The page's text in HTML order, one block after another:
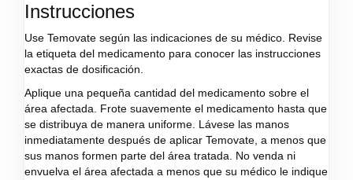
Instrucciones
Use Temovate según las indicaciones de su médico. Revise
la etiqueta del medicamento para conocer las instrucciones
exactas de dosificación.
Aplique una pequeña cantidad del medicamento sobre el
área afectada. Frote suavemente el medicamento hasta que
se distribuya de manera uniforme. Lávese las manos
inmediatamente después de aplicar Temovate, a menos que
sus manos formen parte del área tratada. No venda ni
envuelva el área afectada a menos que su médico le indique